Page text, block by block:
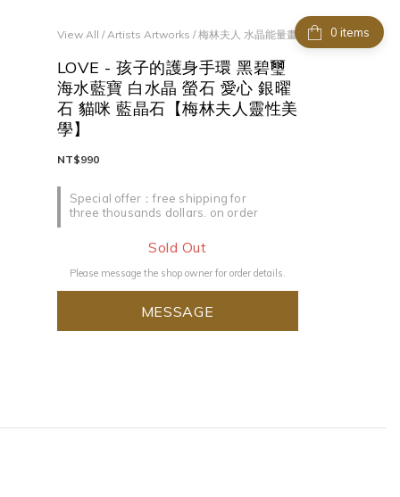
items
View All /Artists Artworks /梅林夫人 水晶能量畫
LOVE - 孩子的護身手環 黑碧璽
海水藍寶 白水晶 螢石 愛心 銀曜
石 貓咪 藍晶石【梅林夫人靈性美
學】
Special offer：free shipping for
three thousands dollars. on order
NT$990
Sold Out
Please message the shop owner for order details.
MESSAGE